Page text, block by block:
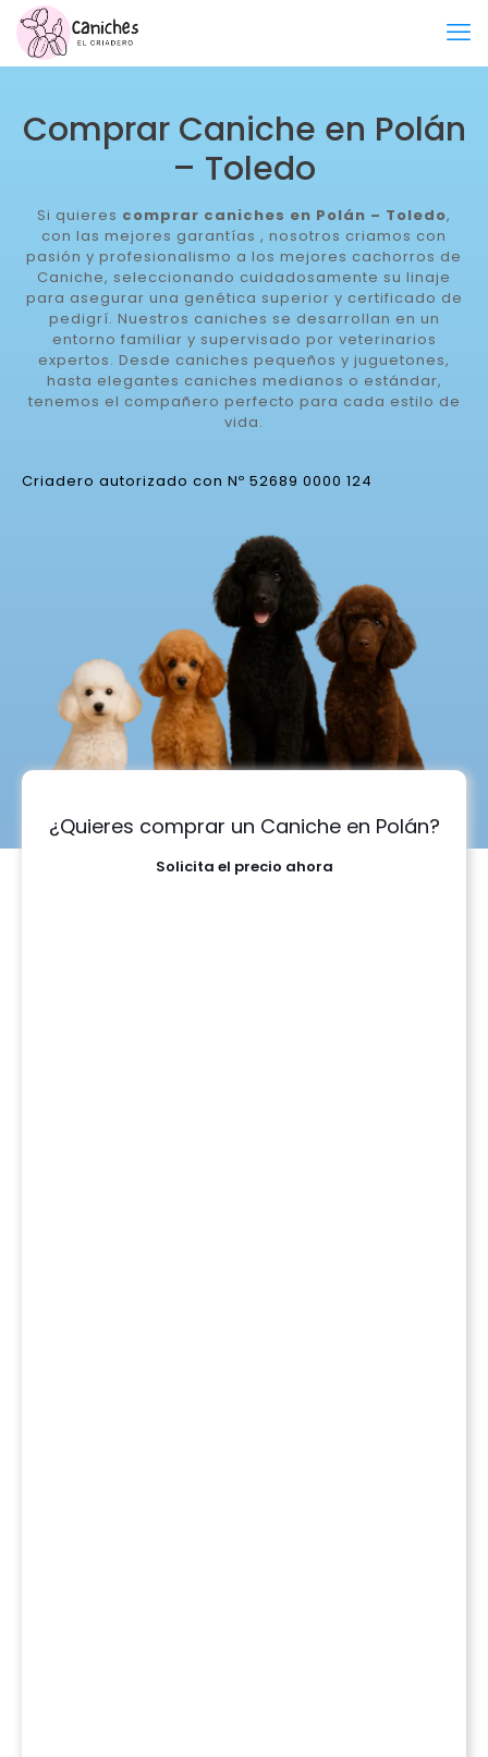
Comprar Caniche en Polán
– Toledo
Si quieres comprar caniches en Polán – Toledo,
con las mejores garantías , nosotros criamos con
pasión y profesionalismo a los mejores cachorros de
Caniche, seleccionando cuidadosamente su linaje
para asegurar una genética superior y certificado de
pedigrí. Nuestros caniches se desarrollan en un
entorno familiar y supervisado por veterinarios
expertos. Desde caniches pequeños y juguetones,
hasta elegantes caniches medianos o estándar,
tenemos el compañero perfecto para cada estilo de
vida.
Criadero autorizado con Nº 52689 0000 124
¿Quieres comprar un Caniche en Polán?
Solicita el precio ahora